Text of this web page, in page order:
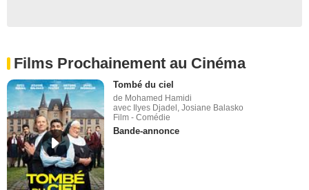
Films Prochainement au Cinéma
Tombé du ciel
de Mohamed Hamidi
avec Ilyes Djadel, Josiane Balasko
Film - Comédie
Bande-annonce